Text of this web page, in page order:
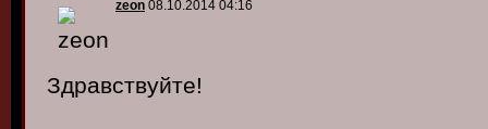
zeon 08.10.2014 04:16
Здравствуйте!